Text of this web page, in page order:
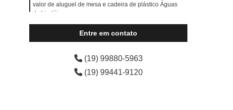
valor de aluguel de mesa e cadeira de plástico Águas
de Lindóia
Entre em contato
(19) 99880-5963
(19) 99441-9120